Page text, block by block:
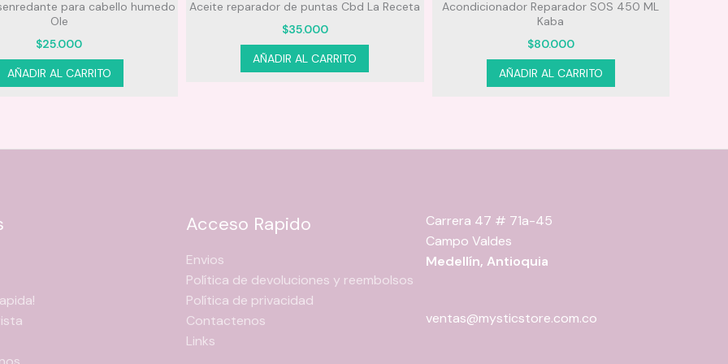
para cabello humedo
Ole
$25.000
AÑADIR AL CARRITO
Aceite reparador de puntas Cbd La Receta
$35.000
AÑADIR AL CARRITO
Acondicionador Reparador SOS 450 ML
Kaba
$80.000
AÑADIR AL CARRITO
Acceso Rapido
Envios
Política de devoluciones y reembolsos
Política de privacidad
Contactenos
Links
Carrera 47 # 71a-45
Campo Valdes
Medellín, Antioquia
ventas@mysticstore.com.co